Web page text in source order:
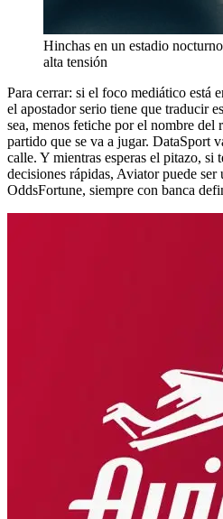
Hinchas en un estadio
alta tensión
Para cerrar: si el foco mediático está
el apostador serio tiene que traducir
sea, menos fetiche por el nombre
partido que se va a jugar. DataSport
calle. Y mientras esperas el pitazo, si
decisiones rápidas, Aviator puede ser
OddsFortune, siempre con banca